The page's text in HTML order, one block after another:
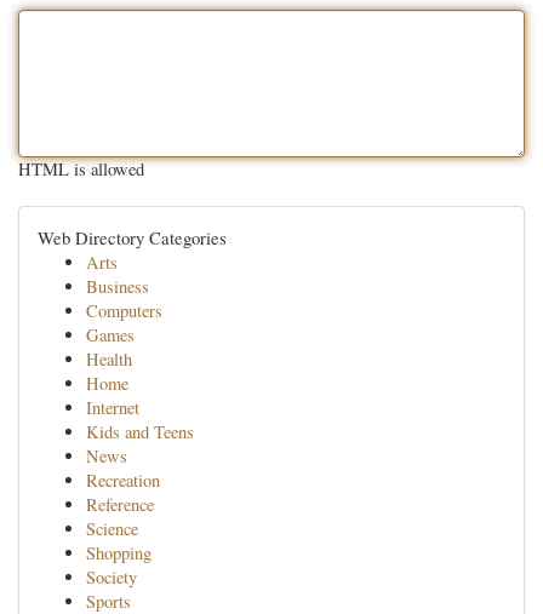
HTML is allowed
Web Directory Categories
Arts
Business
Computers
Games
Health
Home
Internet
Kids and Teens
News
Recreation
Reference
Science
Shopping
Society
Sports